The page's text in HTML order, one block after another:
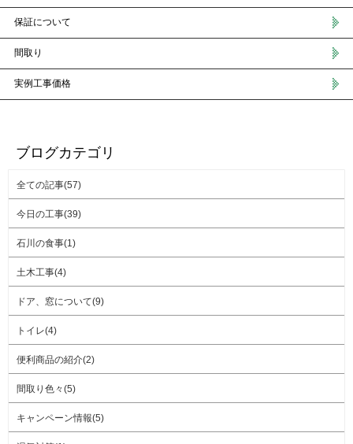
保証について
間取り
実例工事価格
ブログカテゴリ
全ての記事(57)
今日の工事(39)
石川の食事(1)
土木工事(4)
ドア、窓について(9)
トイレ(4)
便利商品の紹介(2)
間取り色々(5)
キャンペーン情報(5)